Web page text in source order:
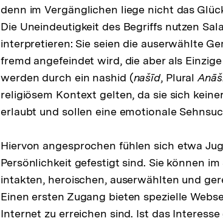
denn im Vergänglichen liege nicht das
Die Uneindeutigkeit des Begriffs nutzen
interpretieren: Sie seien die auserwählte
fremd angefeindet wird, die aber als
werden durch ein nashid (našīd, Plural
religiösem Kontext gelten, da sie sich
erlaubt und sollen eine emotionale
Hiervon angesprochen fühlen sich etwa
Persönlichkeit gefestigt sind. Sie können
intakten, heroischen, auserwählten und
Einen ersten Zugang bieten spezielle
Internet zu erreichen sind. Ist das